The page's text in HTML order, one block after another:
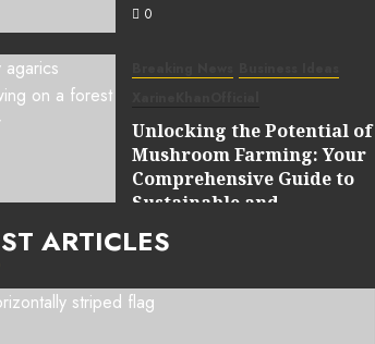
0
Unlocking the Potential of
Mushroom Farming: Your
Comprehensive Guide to
Sustainable and
0
ARTICLES